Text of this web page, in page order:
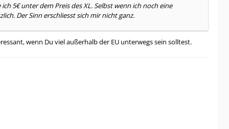
5€ unter dem Preis des XL. Selbst wenn ich noch eine
Der Sinn erschliesst sich mir nicht ganz.
wenn Du viel außerhalb der EU unterwegs sein solltest.